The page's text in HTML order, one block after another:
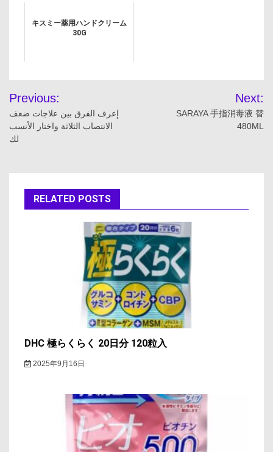
キスミー薬用ハンドクリーム
30G
投
稿
ナ
ゲ
ー
Previous:
إعرف الفرق بين علاجات ضعف
الانتصاب الثلاثة واختار الأنسب
لك
Next:
SARAYA 手指消毒液 替
480ML
RELATED POSTS
DHC 極らくらく 20日分 120粒入
2025年9月16日